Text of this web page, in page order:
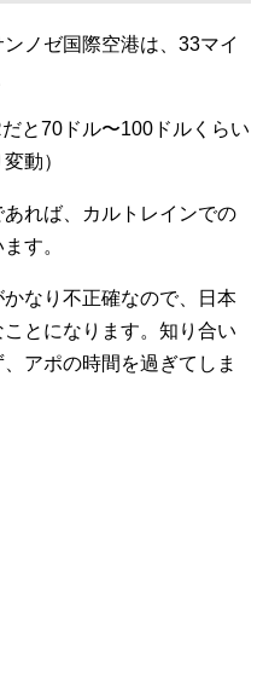
ノゼ国際空港は、33マイ
と70ドル〜100ドルくらい
動）
れば、カルトレインでの
す。
なり不正確なので、日本
とになります。知り合い
アポの時間を過ぎてしま